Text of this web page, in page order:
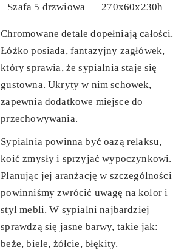
Szafa 5 drzwiowa 270x60x230h
Chromowane detale dopełniają całości.
Łóżko posiada, fantazyjny zagłówek,
który sprawia, że sypialnia staje się
gustowna. Ukryty w nim schowek,
zapewnia dodatkowe miejsce do
przechowywania.
Sypialnia powinna być oazą relaksu,
koić zmysły i sprzyjać wypoczynkowi.
Planując jej aranżację w szczególności
powinniśmy zwrócić uwagę na kolor i
styl mebli. W sypialni najbardziej
sprawdzą się jasne barwy, takie jak:
beże, biele, żółcie, błękity.